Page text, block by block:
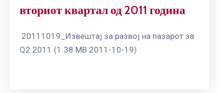
вториот квартал од 2011 година
20111019_Извештај за развој на пазарот за
Q2 2011 (1.38 MB 2011-10-19)